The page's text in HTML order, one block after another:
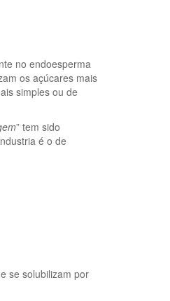
no endoesperma
os açúcares mais
simples ou de
” tem sido
é o de
se solubilizam por